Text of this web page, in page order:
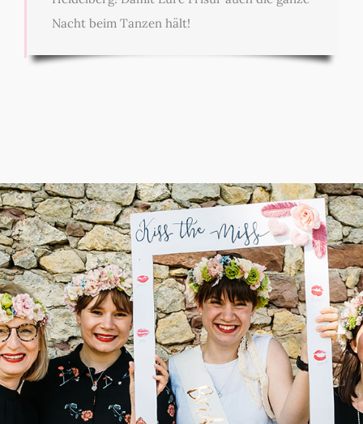
Nacht beim Tanzen hält!